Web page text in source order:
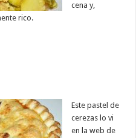
cena y,
rico.
Este pastel de
cerezas lo vi
en la web de